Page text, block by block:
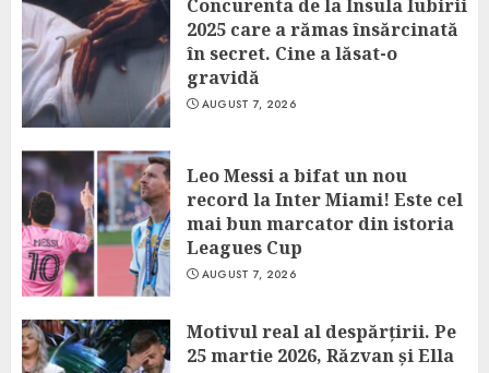
Concurenta de la Insula Iubirii
2025 care a rămas însărcinată
în secret. Cine a lăsat-o
gravidă
AUGUST 7, 2026
Leo Messi a bifat un nou
record la Inter Miami! Este cel
mai bun marcator din istoria
Leagues Cup
AUGUST 7, 2026
Motivul real al despărțirii. Pe
25 martie 2026, Răzvan și Ella